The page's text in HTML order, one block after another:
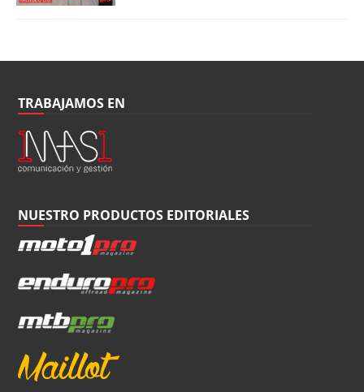
TRABAJAMOS EN
NUESTRO PRODUCTOS EDITORIALES